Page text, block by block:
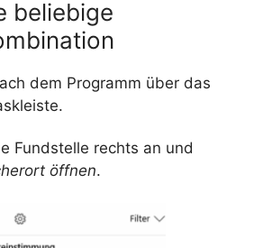
beliebige
dem Programm über das
Fundstelle rechts an und
öffnen.